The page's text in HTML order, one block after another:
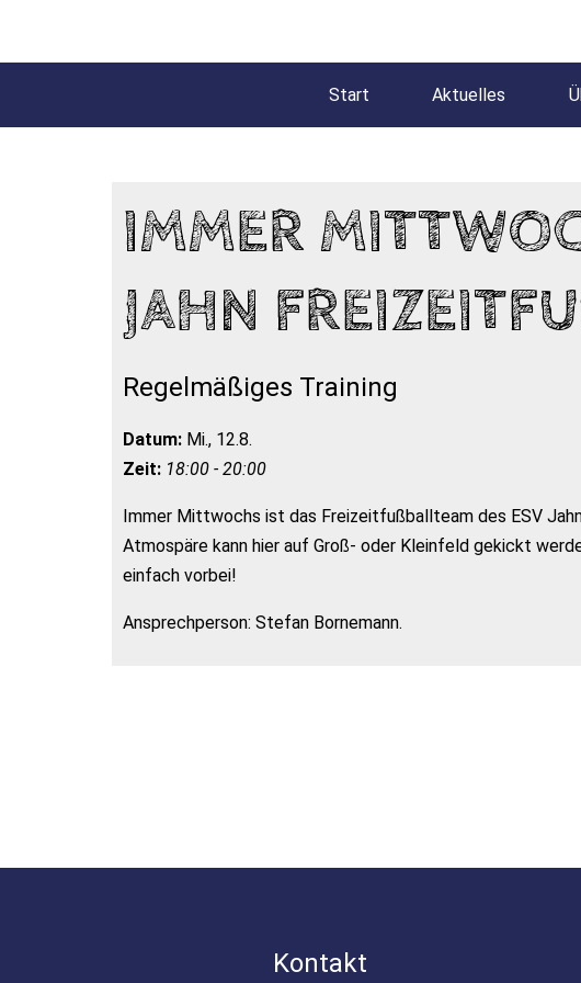
Start Aktuelles
IMMER
JAHN
Regelmäßiges Training
Datum: Mi., 12.8.
Zeit: 18:00 - 20:00
Immer Mittwochs ist das Freizeitfußballteam des ESV
Atmospäre kann hier auf Groß- oder Kleinfeld gekickt
einfach vorbei!
Ansprechperson: Stefan Bornemann.
Kontakt